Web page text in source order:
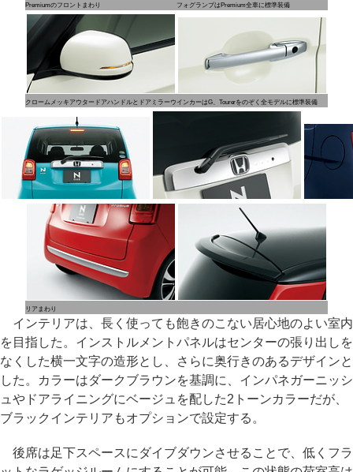
Premiumのフロントまわり フォグランプはPremium全車に標準装備
クロームメッキアウタードアハンドルとドアミラーウインカーはG、Tourerをのぞく全モデルに標準装備
リアまわり
インテリアは、長く使っても飽きのこない居心地のよい室内
を目指した。インストルメントパネルはセンターの張り出しを
なくした横一文字の造形とし、さらに奥行きのあるデザインと
した。カラーはダークブラウンを基調に、インパネガーニッシ
ュやドアライニングにベージュを配した2トーンカラーだが、
ブラックインテリアもオプションで設定する。
後席は足下スペースにダイブダウンさせることで、低くフラ